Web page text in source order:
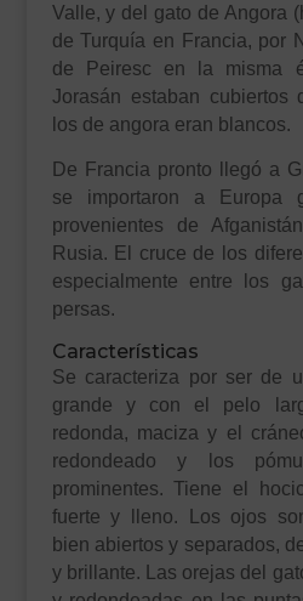
Valle, y del gato de Angora
de Turquía en Francia, por
de Peiresc en la misma
Jorasán estaban cubiertos
los de angora eran blancos.
De Francia pronto llegó a
se importaron a Europa
provenientes de
Rusia. El cruce de los
especialmente entre los
persas.
Características
Se caracteriza por ser de
grande y con el pelo
redonda, maciza y el
redondeado y los
prominentes. Tiene el
fuerte y lleno. Los ojos
bien abiertos y separados,
y brillante. Las orejas del